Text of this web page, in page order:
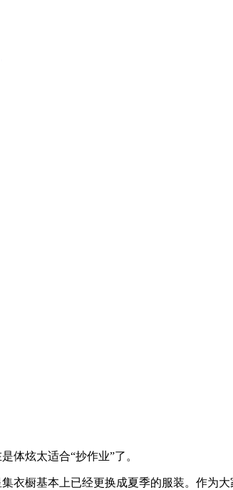
炫太适合“抄作业”了。
橱基本上已经更换成夏季的服装。作为